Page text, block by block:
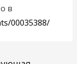
в
00035388/